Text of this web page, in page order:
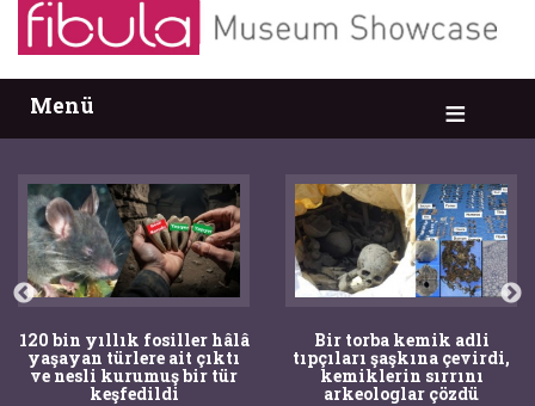
Menü
120 bin yıllık fosiller hâlâ
yaşayan türlere ait çıktı
ve nesli kurumuş bir tür
keşfedildi
Bir torba kemik adli
tıpçıları şaşkına çevirdi,
kemiklerin sırrını
arkeologlar çözdü